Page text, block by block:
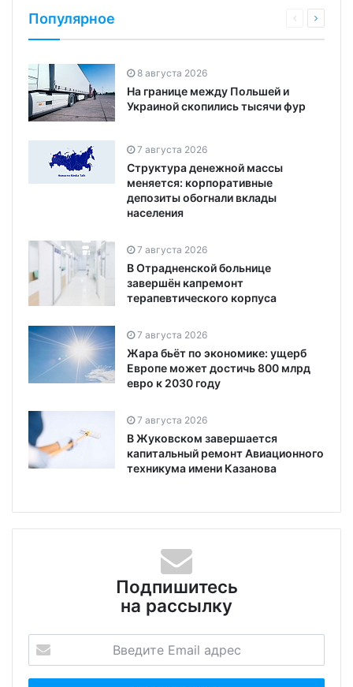
Популярное
8 августа 2026
На границе между Польшей и
Украиной скопились тысячи фур
7 августа 2026
Структура денежной массы
меняется: корпоративные
депозиты обогнали вклады
населения
7 августа 2026
В Отрадненской больнице
завершён капремонт
терапевтического корпуса
7 августа 2026
Жара бьёт по экономике: ущерб
Европе может достичь 800 млрд
евро к 2030 году
7 августа 2026
В Жуковском завершается
капитальный ремонт Авиационного
техникума имени Казанова
Подпишитесь
на рассылку